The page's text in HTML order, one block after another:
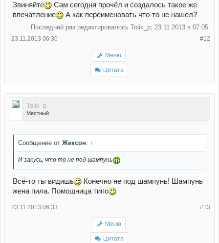
Звиняйте
Сам сегодня прочёл и создалось такое же
впечатление
А как переименовать что-то не нашел?
Последний раз редактировалось Tolik_p; 23.11.2013 в 07:05
#12
23.11.2013 06:30
Меню
Цитата
Tolik_p
Местный
Сообщение от Жексон: ↑
И закусь, что то не под шампунь
Всё-то ты видишь
Конечно не под шампунь! Шампунь
жена пила. Помощница типо
#13
23.11.2013 06:33
Меню
Цитата